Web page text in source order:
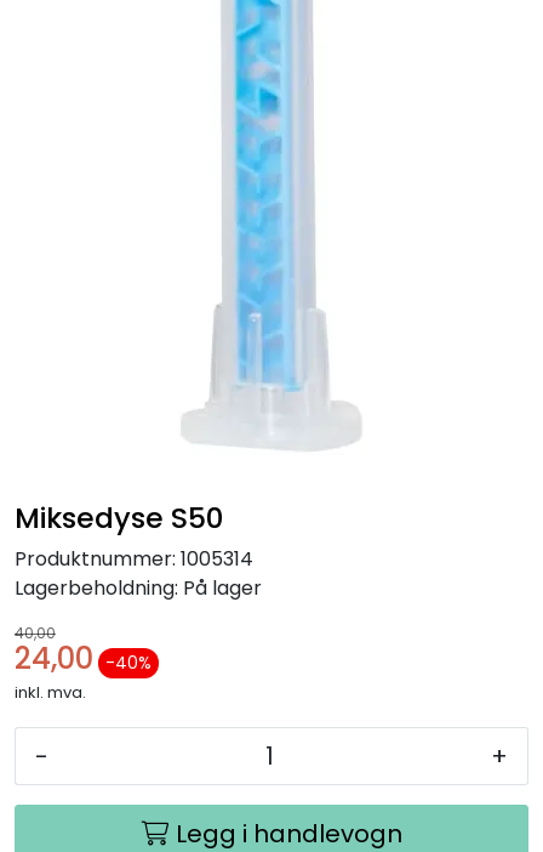
Miksedyse S50
Produktnummer: 1005314
Lagerbeholdning: På lager
40,00
24,00 -40 %
inkl. mva.
- +
Legg i handlevogn